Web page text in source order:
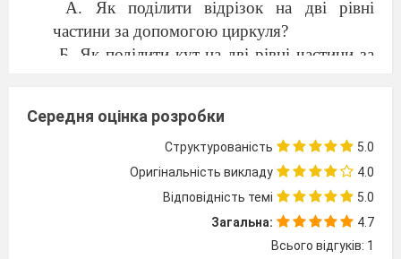
А. Як поділити відрізок на дві рівні
частини за допомогою циркуля?
Б. Як поділити кут на дві рівні частини за
2.3
Перелік питань до розгляду.
1. Поділ кола на рівні частини
В побудовах зображень часто виникає
необхідність поділу кола на рівні частини.
Найчастіше треба поділити коло на 3 і на шість
Середня оцінка розробки
Структурованість
5.0
Оригінальність викладу
4.0
Відповідність темі
5.0
Загальна:
4.7
Всього відгуків: 1